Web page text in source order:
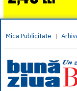
Mica Publicitate |